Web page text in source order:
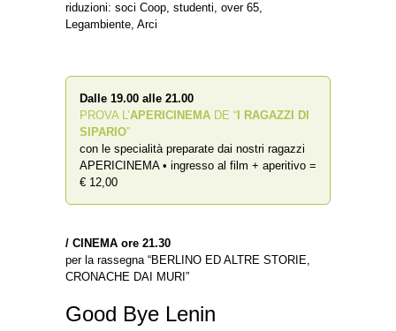
riduzioni: soci Coop, studenti, over 65,
Legambiente, Arci
Dalle 19.00 alle 21.00
PROVA L’APERICINEMA DE “ I RAGAZZI DI
SIPARIO”
con le specialità preparate dai nostri ragazzi
APERICINEMA • ingresso al film + aperitivo =
€ 12,00
/ CINEMA ore 21.30
per la rassegna “BERLINO ED ALTRE STORIE,
CRONACHE DAI MURI”
Good Bye Lenin